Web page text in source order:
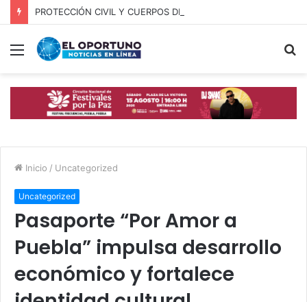
Menú
Inicio / Uncategorized
Uncategorized
Pasaporte “Por Amor a
Puebla” impulsa desarrollo
económico y fortalece